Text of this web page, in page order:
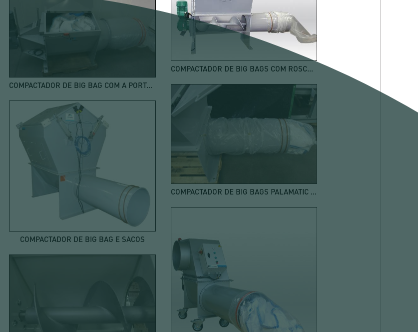
COMPACTADOR DE BIG BAG COM A PORTA ABERTA
COMPACTADOR DE BIG BAG E SACOS
COMPACTADOR DE BIG BAGS COM ROSCA DE COMPACTAÇÃO
COMPACTADOR DE BIG BAGS PALAMATIC PROCESS